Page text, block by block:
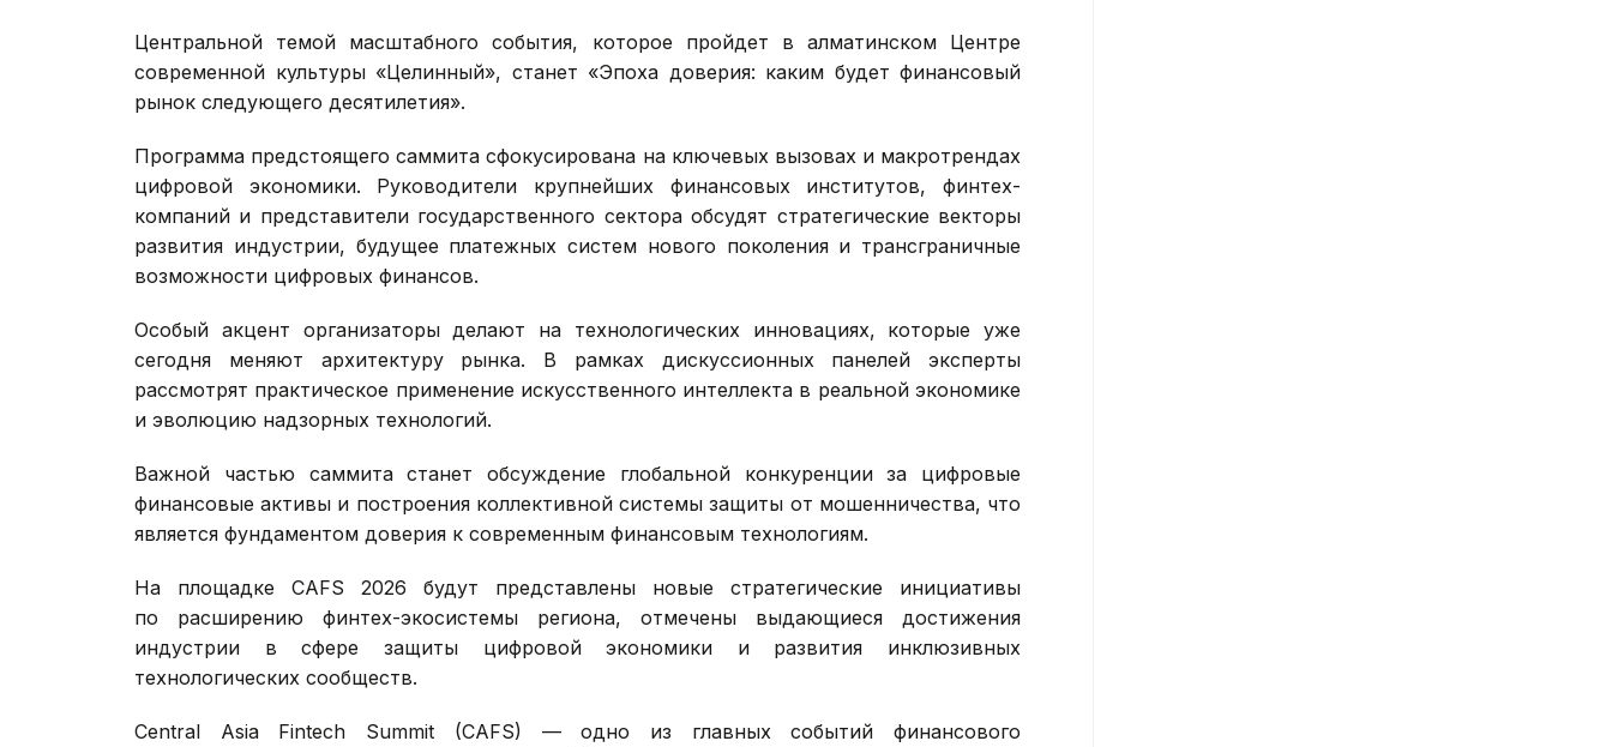
Центральной темой масштабного события, которое пройдет в алматинском Центре
современной культуры «Целинный», станет «Эпоха доверия: каким будет финансовый
рынок следующего десятилетия».
Программа предстоящего саммита сфокусирована на ключевых вызовах и макротрендах
цифровой экономики. Руководители крупнейших финансовых институтов, финтех-
компаний и представители государственного сектора обсудят стратегические векторы
развития индустрии, будущее платежных систем нового поколения и трансграничные
возможности цифровых финансов.
Особый акцент организаторы делают на технологических инновациях, которые уже
сегодня меняют архитектуру рынка. В рамках дискуссионных панелей эксперты
рассмотрят практическое применение искусственного интеллекта в реальной экономике
и эволюцию надзорных технологий.
Важной частью саммита станет обсуждение глобальной конкуренции за цифровые
финансовые активы и построения коллективной системы защиты от мошенничества, что
является фундаментом доверия к современным финансовым технологиям.
На площадке CAFS 2026 будут представлены новые стратегические инициативы
по расширению финтех-экосистемы региона, отмечены выдающиеся достижения
индустрии в сфере защиты цифровой экономики и развития инклюзивных
технологических сообществ.
Central Asia Fintech Summit (CAFS) — одно из главных событий финансового